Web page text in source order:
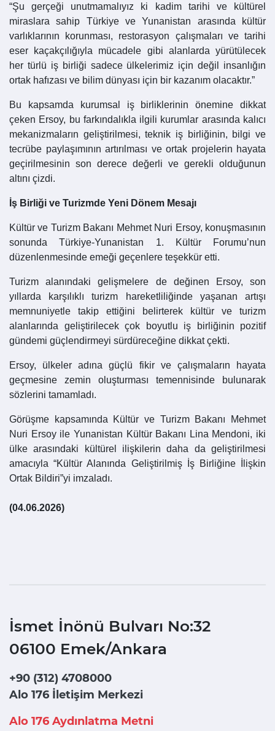
“Şu gerçeği unutmamalıyız ki kadim tarihi ve kültürel
miraslara sahip Türkiye ve Yunanistan arasında kültür
varlıklarının korunması, restorasyon çalışmaları ve tarihi
eser kaçakçılığıyla mücadele gibi alanlarda yürütülecek
her türlü iş birliği sadece ülkelerimiz için değil insanlığın
ortak hafızası ve bilim dünyası için bir kazanım olacaktır.”
Bu kapsamda kurumsal iş birliklerinin önemine dikkat
çeken Ersoy, bu farkındalıkla ilgili kurumlar arasında kalıcı
mekanizmaların geliştirilmesi, teknik iş birliğinin, bilgi ve
tecrübe paylaşımının artırılması ve ortak projelerin hayata
geçirilmesinin son derece değerli ve gerekli olduğunun
altını çizdi.
İş Birliği ve Turizmde Yeni Dönem Mesajı
Kültür ve Turizm Bakanı Mehmet Nuri Ersoy, konuşmasının
sonunda Türkiye-Yunanistan 1. Kültür Forumu’nun
düzenlenmesinde emeği geçenlere teşekkür etti.
Turizm alanındaki gelişmelere de değinen Ersoy, son
yıllarda karşılıklı turizm hareketliliğinde yaşanan artışı
memnuniyetle takip ettiğini belirterek kültür ve turizm
alanlarında geliştirilecek çok boyutlu iş birliğinin pozitif
gündemi güçlendirmeyi sürdüreceğine dikkat çekti.
Ersoy, ülkeler adına güçlü fikir ve çalışmaların hayata
geçmesine zemin oluşturması temennisinde bulunarak
sözlerini tamamladı.
Görüşme kapsamında Kültür ve Turizm Bakanı Mehmet
Nuri Ersoy ile Yunanistan Kültür Bakanı Lina Mendoni, iki
ülke arasındaki kültürel ilişkilerin daha da geliştirilmesi
amacıyla “Kültür Alanında Geliştirilmiş İş Birliğine İlişkin
Ortak Bildiri”yi imzaladı.
(04.06.2026)
İsmet İnönü Bulvarı No:32
06100 Emek/Ankara
+90 (312) 4708000
Alo 176 İletişim Merkezi
Alo 176 Aydınlatma Metni